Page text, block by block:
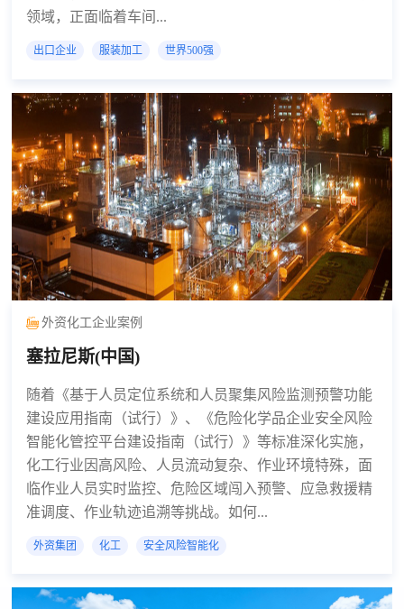
领域，正面临着车间...
出口企业 服装加工 世界500强
外资化工企业案例
塞拉尼斯(中国)
随着《基于人员定位系统和人员聚集风险监测预警功能
建设应用指南（试行）》、《危险化学品企业安全风险
智能化管控平台建设指南（试行）》等标准深化实施，
化工行业因高风险、人员流动复杂、作业环境特殊，面
临作业人员实时监控、危险区域闯入预警、应急救援精
准调度、作业轨迹追溯等挑战。如何...
外资集团 化工 安全风险智能化